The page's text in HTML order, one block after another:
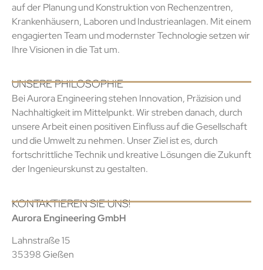
auf der Planung und Konstruktion von Rechenzentren,
Krankenhäusern, Laboren und Industrieanlagen. Mit einem
engagierten Team und modernster Technologie setzen wir
Ihre Visionen in die Tat um.
UNSERE PHILOSOPHIE
Bei Aurora Engineering stehen Innovation, Präzision und
Nachhaltigkeit im Mittelpunkt. Wir streben danach, durch
unsere Arbeit einen positiven Einfluss auf die Gesellschaft
und die Umwelt zu nehmen. Unser Ziel ist es, durch
fortschrittliche Technik und kreative Lösungen die Zukunft
der Ingenieurskunst zu gestalten.
KONTAKTIEREN SIE UNS!
Aurora Engineering GmbH
Lahnstraße 15
35398 Gießen